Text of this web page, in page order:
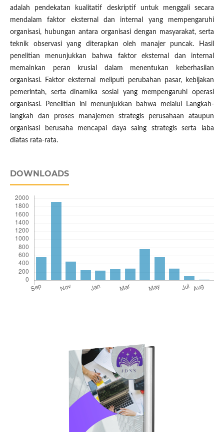
adalah pendekatan kualitatif deskriptif untuk menggali secara
mendalam faktor eksternal dan internal yang mempengaruhi
organisasi, hubungan antara organisasi dengan masyarakat, serta
teknik observasi yang diterapkan oleh manajer puncak. Hasil
penelitian menunjukkan bahwa faktor eksternal dan internal
memainkan peran krusial dalam menentukan keberhasilan
organisasi. Faktor eksternal meliputi perubahan pasar, kebijakan
pemerintah, serta dinamika sosial yang mempengaruhi operasi
organisasi. Penelitian ini menunjukkan bahwa melalui Langkah-
langkah dan proses manajemen strategis perusahaan ataupun
organisasi berusaha mencapai daya saing strategis serta laba
diatas rata-rata.
DOWNLOADS